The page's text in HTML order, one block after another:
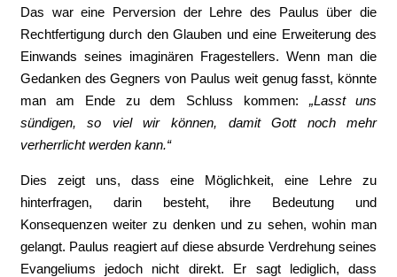
Das war eine Perversion der Lehre des Paulus über die
Rechtfertigung durch den Glauben und eine Erweiterung des
Einwands seines imaginären Fragestellers. Wenn man die
Gedanken des Gegners von Paulus weit genug fasst, könnte
man am Ende zu dem Schluss kommen: „Lasst uns
sündigen, so viel wir können, damit Gott noch mehr
verherrlicht werden kann.“
Dies zeigt uns, dass eine Möglichkeit, eine Lehre zu
hinterfragen, darin besteht, ihre Bedeutung und
Konsequenzen weiter zu denken und zu sehen, wohin man
gelangt. Paulus reagiert auf diese absurde Verdrehung seines
Evangeliums jedoch nicht direkt. Er sagt lediglich, dass